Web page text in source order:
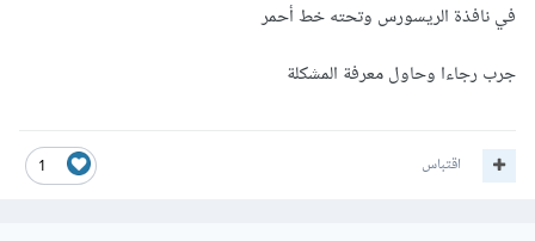
في نافذة الريسورس وتحته خط أحمر
جرب رجاءا وحاول معرفة المشكلة
1 اقتباس